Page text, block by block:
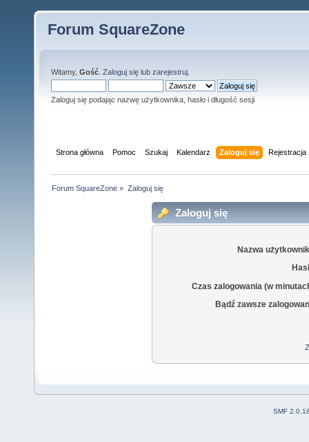
Forum SquareZone
Witamy, Gość Zaloguj się lub zarejestruj
Zaloguj się podając nazwę użytkownika, hasło i długość sesji
Strona główna Pomoc Szukaj Kalendarz Zaloguj się Rejestracja
Forum SquareZone » Zaloguj się
Zaloguj się
Nazwa
Czas zalogowania (w
Bądź zawsze
SMF